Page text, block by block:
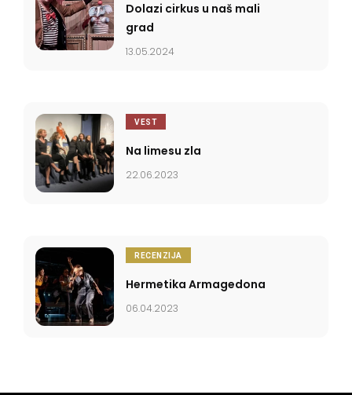
Dolazi cirkus u naš mali
grad
13.05.2024
VEST
Na limesu zla
22.06.2023
RECENZIJA
Hermetika Armagedona
06.04.2023